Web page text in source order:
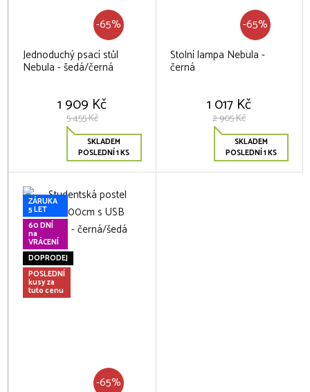
-65%
Jednoduchý psací stůl
Nebula - šedá/černá
1 909 Kč
5 455 Kč
SKLADEM
POSLEDNÍ 1 KS
-65%
Stolní lampa Nebula -
černá
1 017 Kč
2 905 Kč
SKLADEM
POSLEDNÍ 1 KS
ZÁRUKA
5 LET
60 DNÍ
na
VRÁCENÍ
DOPRODEJ
POSLEDNÍ
kusy za
tuto cenu
-65%